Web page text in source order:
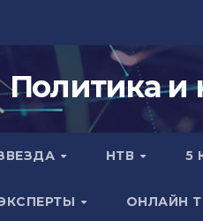
Политика и
НТВ 5
ОНЛАЙН